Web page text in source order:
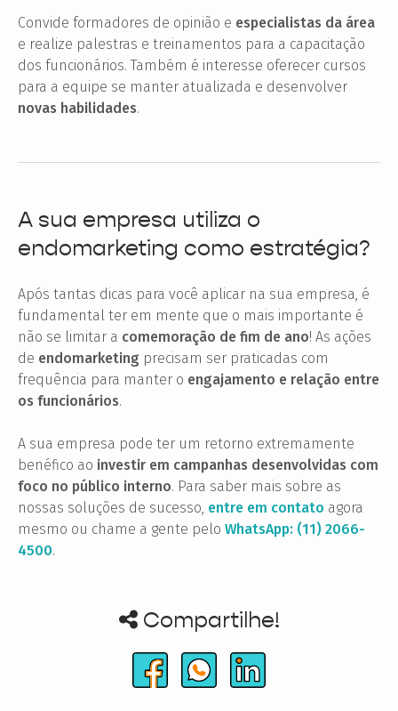
Convide formadores de opinião e especialistas da área
e realize palestras e treinamentos para a capacitação
dos funcionários. Também é interesse oferecer cursos
para a equipe se manter atualizada e desenvolver
novas habilidades.
A sua empresa utiliza o
endomarketing como estratégia?
Após tantas dicas para você aplicar na sua empresa, é
fundamental ter em mente que o mais importante é
não se limitar a comemoração de fim de ano! As ações
de endomarketing precisam ser praticadas com
frequência para manter o engajamento e relação entre
os funcionários.
A sua empresa pode ter um retorno extremamente
benéfico ao investir em campanhas desenvolvidas com
foco no público interno. Para saber mais sobre as
nossas soluções de sucesso, entre em contato agora
mesmo ou chame a gente pelo WhatsApp: (11) 2066-
4500.
Compartilhe!